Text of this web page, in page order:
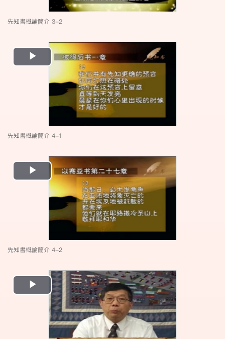
先知書概論簡介 3-2
Play
Video
先知書概論簡介 4-1
Play
Video
先知書概論簡介 4-2
Play
Video